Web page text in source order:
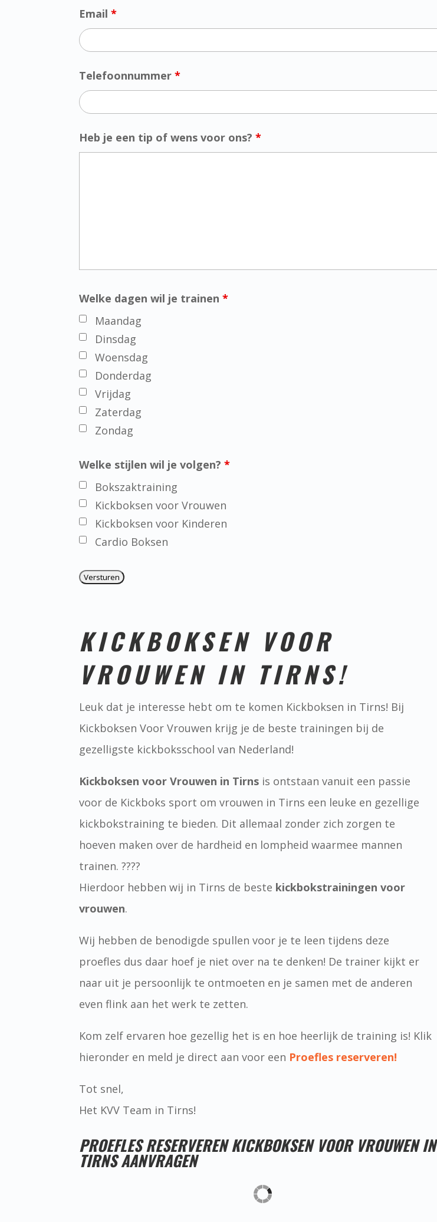
Email*
Telefoonnummer*
Heb je een tip of wens voor ons?*
Welke dagen wil je trainen*
Maandag
Dinsdag
Woensdag
Donderdag
Vrijdag
Zaterdag
Zondag
Welke stijlen wil je volgen?*
Bokszaktraining
Kickboksen voor Vrouwen
Kickboksen voor Kinderen
Cardio Boksen
KICKBOKSEN VOOR
VROUWEN IN TIRNS!
Leuk dat je interesse hebt om te komen Kickboksen in Tirns! Bij
Kickboksen Voor Vrouwen krijg je de beste trainingen bij de
gezelligste kickboksschool van Nederland!
Kickboksen voor Vrouwen in Tirns is ontstaan vanuit een passie
voor de Kickboks sport om vrouwen in Tirns een leuke en gezellige
kickbokstraining te bieden. Dit allemaal zonder zich zorgen te
hoeven maken over de hardheid en lompheid waarmee mannen
trainen. ????
Hierdoor hebben wij in Tirns de beste kickbokstrainingen voor
vrouwen.
Wij hebben de benodigde spullen voor je te leen tijdens deze
proefles dus daar hoef je niet over na te denken! De trainer kijkt er
naar uit je persoonlijk te ontmoeten en je samen met de anderen
even flink aan het werk te zetten.
Kom zelf ervaren hoe gezellig het is en hoe heerlijk de training is! Klik
hieronder en meld je direct aan voor een Proefles reserveren!
Tot snel,
Het KVV Team in Tirns!
PROEFLES RESERVEREN KICKBOKSEN VOOR VROUWEN IN
TIRNS AANVRAGEN